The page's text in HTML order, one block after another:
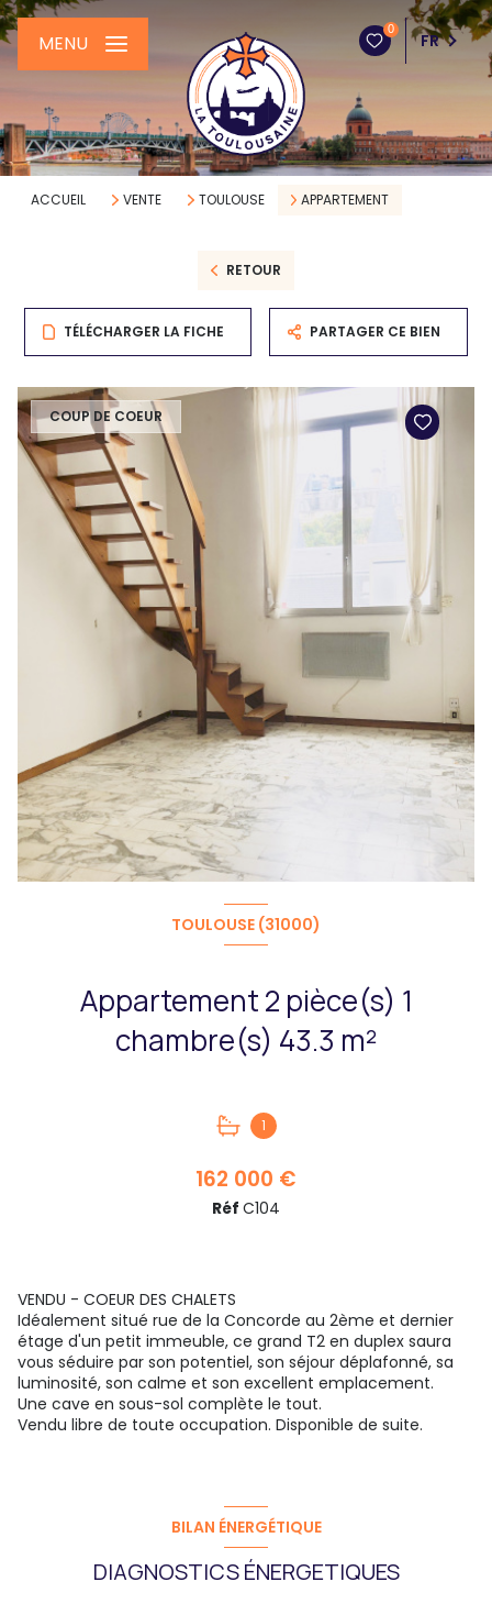
0
FR
MENU
ACCUEIL VENTE TOULOUSE APPARTEMENT
RETOUR
TÉLÉCHARGER LA FICHE PARTAGER CE BIEN
COUP DE COEUR
TOULOUSE (31000)
Appartement 2 pièce(s) 1
chambre(s) 43.3 m²
1
162 000 €
Réf C104
VENDU - COEUR DES CHALETS
Idéalement situé rue de la Concorde au 2ème et dernier
étage d'un petit immeuble, ce grand T2 en duplex saura
vous séduire par son potentiel, son séjour déplafonné, sa
luminosité, son calme et son excellent emplacement.
Une cave en sous-sol complète le tout.
Vendu libre de toute occupation. Disponible de suite.
BILAN ÉNERGÉTIQUE
DIAGNOSTICS ÉNERGETIQUES